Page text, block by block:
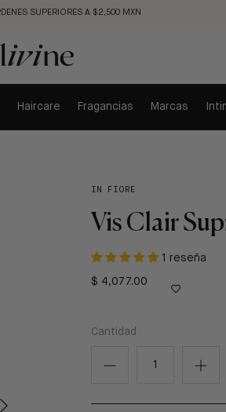
SUPERIORES A $2,500 MXN
Haircare Fragancias Marcas
IN FIORE
Vis Clair
1 reseña
$ 4,077.00
Cantidad